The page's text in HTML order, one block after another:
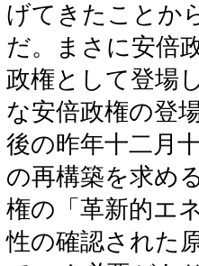
げてきたことか
だ。まさに安倍
政権として登場
な安倍政権の登
後の昨年十二月
の再構築を求め
権の「革新的エ
性の確認された